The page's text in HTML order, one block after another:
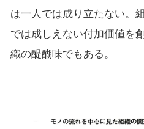
は一人では成り立たない。
では成しえない付加価値を
織の醍醐味でもある。